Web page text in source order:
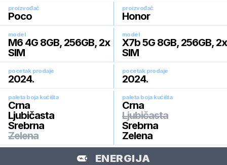
proizvođač
Poco
proizvođač
Honor
model
M6 4G 8GB, 256GB, 2x
SIM
model
X7b 5G 8GB, 256GB, 2x
SIM
pocetak prodaje
2024.
pocetak prodaje
2024.
paleta boja kućišta
Crna
Ljubičasta
Srebrna
Zelena
paleta boja kućišta
Crna
Ljubičasta
Srebrna
Zelena
ENERGIJA